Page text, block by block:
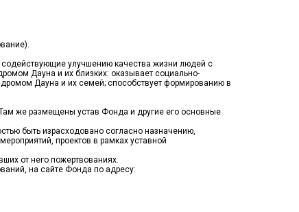
содействующие улучшению качества жизни людей с
Дауна и их близких: оказывает социально-
Дауна и их семей; способствует формированию в
же размещены устав Фонда и другие его основные
быть израсходовано согласно назначению,
проектов в рамках уставной
от него пожертвованиях.
на сайте Фонда по адресу: